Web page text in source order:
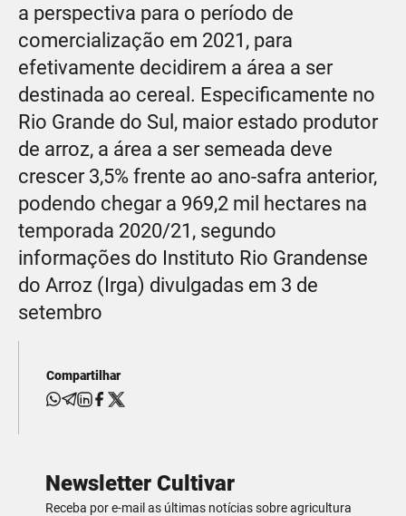
a perspectiva para o período de
comercialização em 2021, para
efetivamente decidirem a área a ser
destinada ao cereal. Especificamente no
Rio Grande do Sul, maior estado produtor
de arroz, a área a ser semeada deve
crescer 3,5% frente ao ano-safra anterior,
podendo chegar a 969,2 mil hectares na
temporada 2020/21, segundo
informações do Instituto Rio Grandense
do Arroz (Irga) divulgadas em 3 de
setembro
Compartilhar
Newsletter Cultivar
Receba por e-mail as últimas notícias sobre agricultura